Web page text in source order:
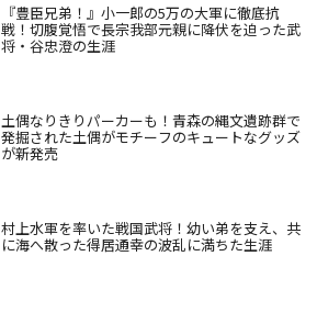
『豊臣兄弟！』小一郎の5万の大軍に徹底抗
戦！切腹覚悟で長宗我部元親に降伏を迫った武
将・谷忠澄の生涯
土偶なりきりパーカーも！青森の縄文遺跡群で
発掘された土偶がモチーフのキュートなグッズ
が新発売
村上水軍を率いた戦国武将！幼い弟を支え、共
に海へ散った得居通幸の波乱に満ちた生涯